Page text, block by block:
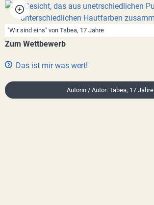
"Wir sind eins" von Tabea, 17 Jahre
Zum Wettbewerb
Das ist mir was wert!
Autorin / Autor: Tabea, 17 Jahre